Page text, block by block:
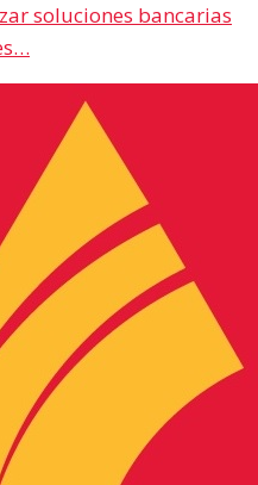
soluciones bancarias